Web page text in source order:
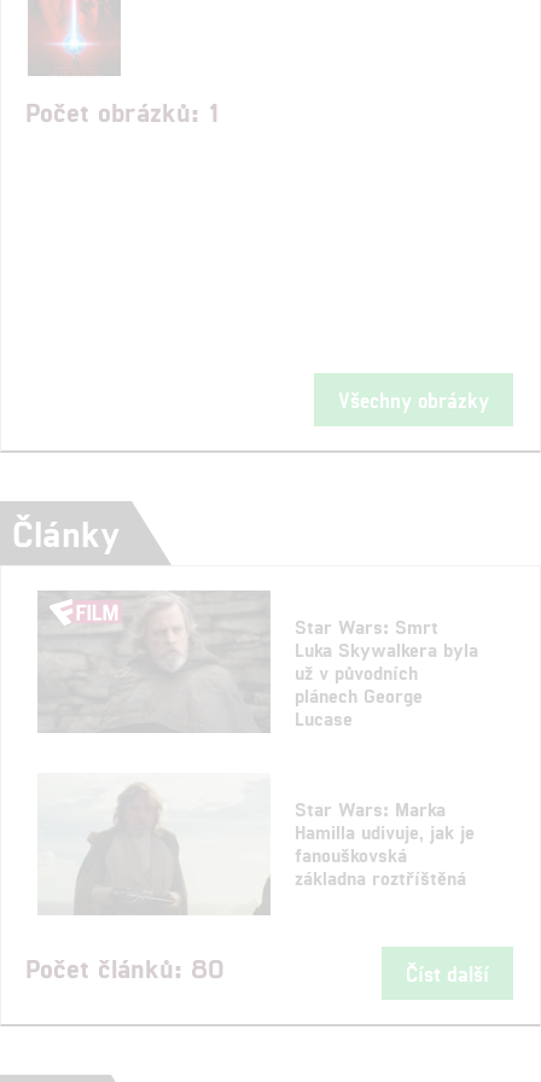
Počet obrázků: 1
Všechny obrázky
Články
Star Wars: Smrt
Luka Skywalkera byla
už v původních
plánech George
Lucase
Star Wars: Marka
Hamilla udivuje, jak je
fanouškovská
základna roztříštěná
Počet článků: 80 Číst další